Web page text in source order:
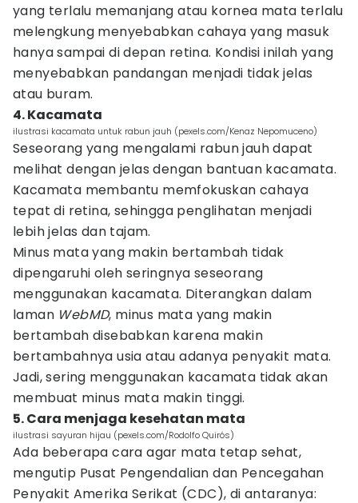
yang terlalu memanjang atau kornea mata terlalu
melengkung menyebabkan cahaya yang masuk
hanya sampai di depan retina. Kondisi inilah yang
menyebabkan pandangan menjadi tidak jelas
atau buram.
4. Kacamata
ilustrasi kacamata untuk rabun jauh (pexels.com/Kenaz Nepomuceno)
Seseorang yang mengalami rabun jauh dapat
melihat dengan jelas dengan bantuan kacamata.
Kacamata membantu memfokuskan cahaya
tepat di retina, sehingga penglihatan menjadi
lebih jelas dan tajam.
Minus mata yang makin bertambah tidak
dipengaruhi oleh seringnya seseorang
menggunakan kacamata. Diterangkan dalam
laman WebMD, minus mata yang makin
bertambah disebabkan karena makin
bertambahnya usia atau adanya penyakit mata.
Jadi, sering menggunakan kacamata tidak akan
membuat minus mata makin tinggi.
5. Cara menjaga kesehatan mata
ilustrasi sayuran hijau (pexels.com/Rodolfo Quirós)
Ada beberapa cara agar mata tetap sehat,
mengutip Pusat Pengendalian dan Pencegahan
Penyakit Amerika Serikat (CDC), di antaranya: